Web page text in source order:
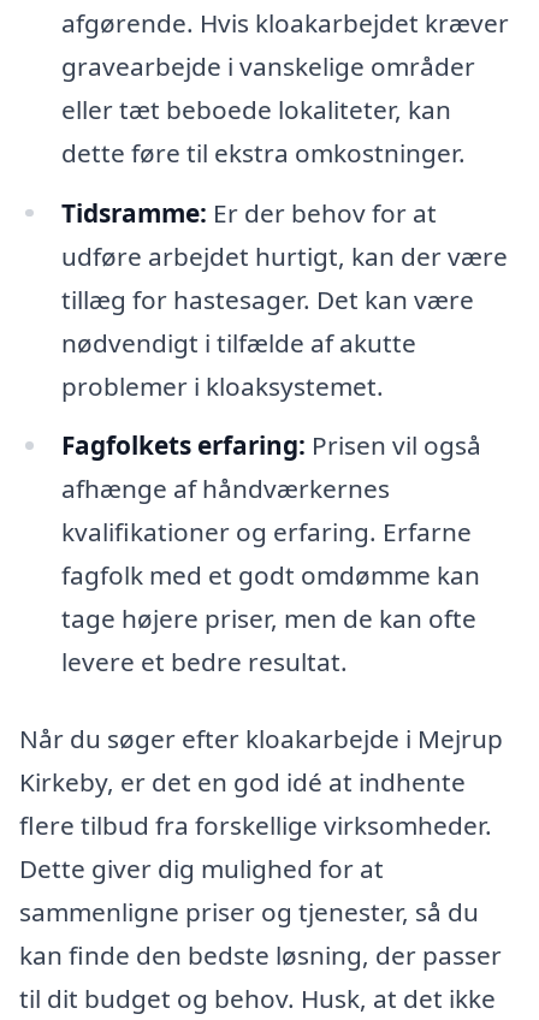
afgørende. Hvis kloakarbejdet kræver
gravearbejde i vanskelige områder
eller tæt beboede lokaliteter, kan
dette føre til ekstra omkostninger.
Tidsramme: Er der behov for at
udføre arbejdet hurtigt, kan der være
tillæg for hastesager. Det kan være
nødvendigt i tilfælde af akutte
problemer i kloaksystemet.
Fagfolkets erfaring: Prisen vil også
afhænge af håndværkernes
kvalifikationer og erfaring. Erfarne
fagfolk med et godt omdømme kan
tage højere priser, men de kan ofte
levere et bedre resultat.
Når du søger efter kloakarbejde i Mejrup
Kirkeby, er det en god idé at indhente
flere tilbud fra forskellige virksomheder.
Dette giver dig mulighed for at
sammenligne priser og tjenester, så du
kan finde den bedste løsning, der passer
til dit budget og behov. Husk, at det ikke